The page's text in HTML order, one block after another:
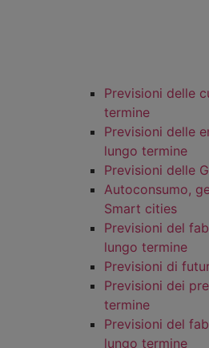
Previsioni delle
termine
Previsioni delle
lungo termine
Previsioni delle
Autoconsumo,
Smart cities
Previsioni del
lungo termine
Previsioni di
Previsioni dei
termine
Previsioni del
lungo termine